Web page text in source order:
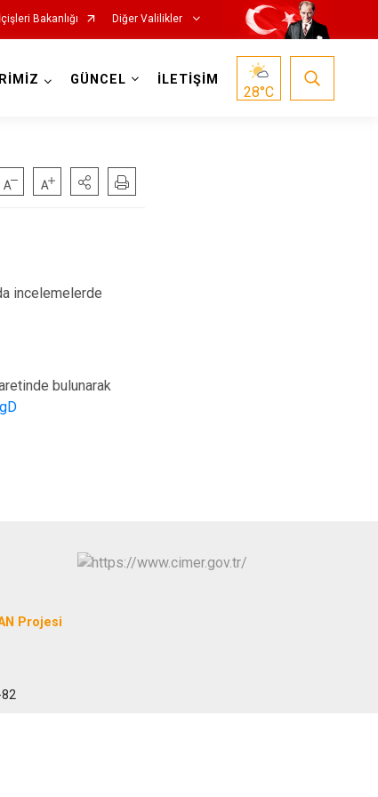
İçişleri Bakanlığı Diğer Valilikler
GÜNCEL İLETİŞİM
28°C
incelemelerde
bulunarak
Projesi